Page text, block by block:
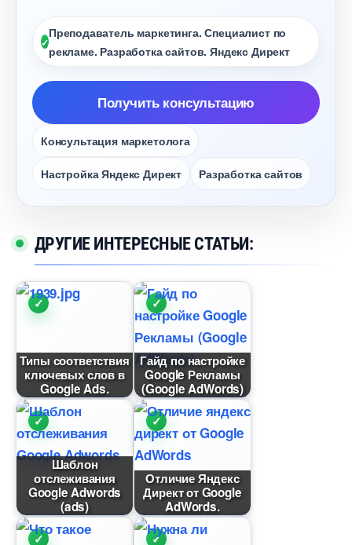
Преподаватель маркетинга. Специалист по
рекламе. Разработка сайтов. Яндекс Директ
Получить консультацию
Консультация маркетолога
Настройка Яндекс Директ Разработка сайто
ДРУГИЕ ИНТЕРЕСНЫЕ СТАТЬИ:
Типы соответствия
ключевых сло
Google Ads.
Гайд по настройке
Google Рекламы
(Google AdWords)
Шаблон
отслеживания
Google Adwords
(ads)
Отличие Яндекс
Директ от Google
AdWords.